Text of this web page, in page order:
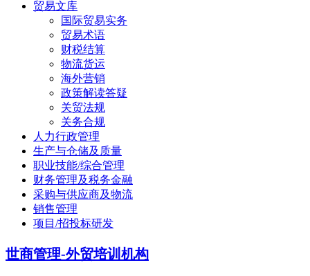
贸易文库
国际贸易实务
贸易术语
财税结算
物流货运
海外营销
政策解读答疑
关贸法规
关务合规
人力行政管理
生产与仓储及质量
职业技能/综合管理
财务管理及税务金融
采购与供应商及物流
销售管理
项目/招投标研发
世商管理-外贸培训机构